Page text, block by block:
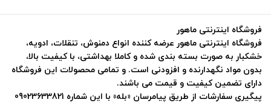
فروشگاه اینترنتی ماهور
فروشگاه اینترنتی ماهور عرضه کننده انواع دمنوش، تنقلات، ادویه،
خشکبار به صورت بسته بندی شده و کاملا بهداشتی، با کیفیت بالا،
بدون مواد نگهدارنده و افزودنی است. و تمامی محصولات این فروشگاه
دارای تضمین کیفیت و قیمت می باشند.
پیگیری سفارشات از طریق پیامرسان «بله» با این شماره 09023633821